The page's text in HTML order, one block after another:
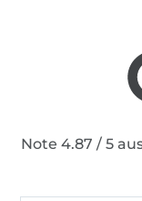
Note 4.87 / 5